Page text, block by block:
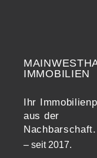
IMMOBILIEN
Ihr
aus der
Nachbarschaft.
– seit 2017.